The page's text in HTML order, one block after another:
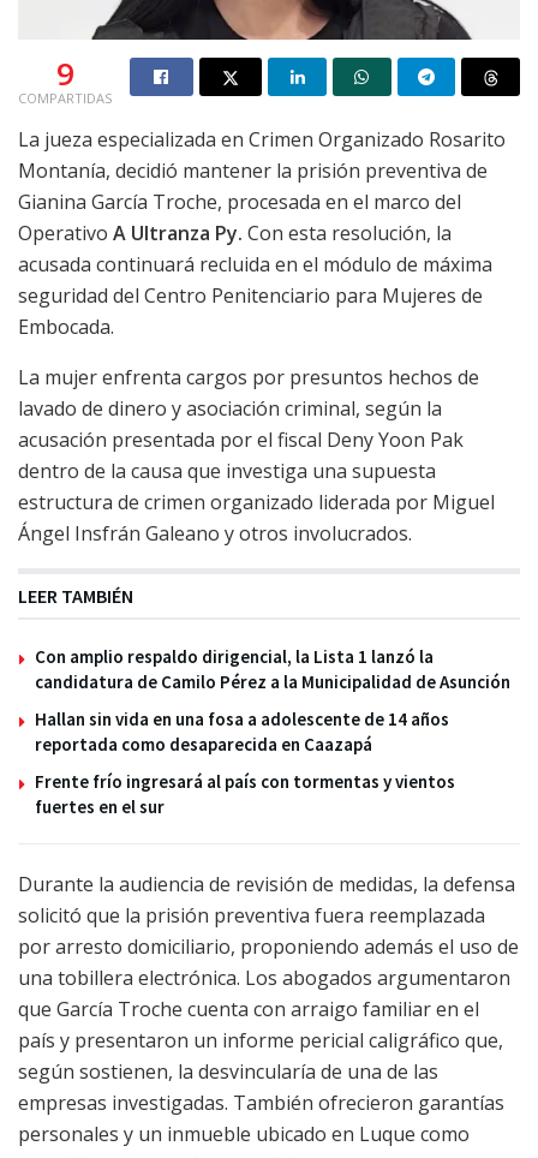
9
COMPARTIDAS
La jueza especializada en Crimen Organizado Rosarito
Montanía, decidió mantener la prisión preventiva de
Gianina García Troche, procesada en el marco del
Operativo A Ultranza Py. Con esta resolución, la
acusada continuará recluida en el módulo de máxima
seguridad del Centro Penitenciario para Mujeres de
Embocada.
La mujer enfrenta cargos por presuntos hechos de
lavado de dinero y asociación criminal, según la
acusación presentada por el fiscal Deny Yoon Pak
dentro de la causa que investiga una supuesta
estructura de crimen organizado liderada por Miguel
Ángel Insfrán Galeano y otros involucrados.
LEER TAMBIÉN
Con amplio respaldo dirigencial, la Lista 1 lanzó la
candidatura de Camilo Pérez a la Municipalidad de Asunción
Hallan sin vida en una fosa a adolescente de 14 años
reportada como desaparecida en Caazapá
Frente frío ingresará al país con tormentas y vientos
fuertes en el sur
Durante la audiencia de revisión de medidas, la defensa
solicitó que la prisión preventiva fuera reemplazada
por arresto domiciliario, proponiendo además el uso de
una tobillera electrónica. Los abogados argumentaron
que García Troche cuenta con arraigo familiar en el
país y presentaron un informe pericial caligráfico que,
según sostienen, la desvincularía de una de las
empresas investigadas. También ofrecieron garantías
personales y un inmueble ubicado en Luque como